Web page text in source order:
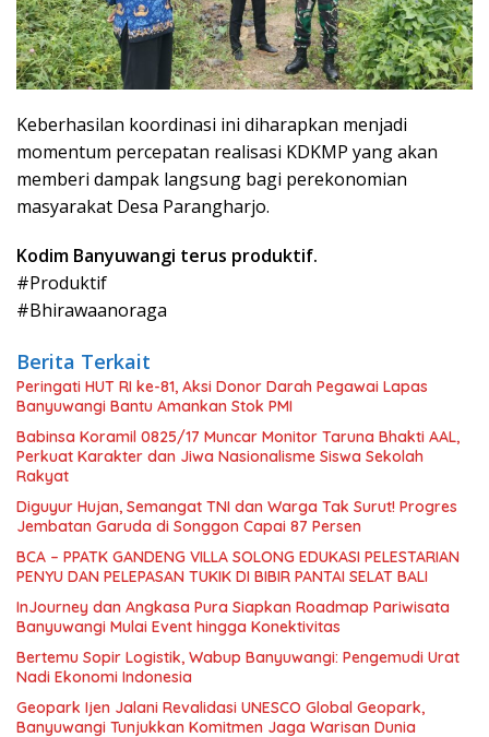
Keberhasilan koordinasi ini diharapkan menjadi
momentum percepatan realisasi KDKMP yang akan
memberi dampak langsung bagi perekonomian
masyarakat Desa Parangharjo.
Kodim Banyuwangi terus produktif.
#Produktif
#Bhirawaanoraga
Berita Terkait
Peringati HUT RI ke-81, Aksi Donor Darah Pegawai Lapas
Banyuwangi Bantu Amankan Stok PMI
Babinsa Koramil 0825/17 Muncar Monitor Taruna Bhakti AAL,
Perkuat Karakter dan Jiwa Nasionalisme Siswa Sekolah
Rakyat
Diguyur Hujan, Semangat TNI dan Warga Tak Surut! Progres
Jembatan Garuda di Songgon Capai 87 Persen
BCA – PPATK GANDENG VILLA SOLONG EDUKASI PELESTARIAN
PENYU DAN PELEPASAN TUKIK DI BIBIR PANTAI SELAT BALI
InJourney dan Angkasa Pura Siapkan Roadmap Pariwisata
Banyuwangi Mulai Event hingga Konektivitas
Bertemu Sopir Logistik, Wabup Banyuwangi: Pengemudi Urat
Nadi Ekonomi Indonesia
Geopark Ijen Jalani Revalidasi UNESCO Global Geopark,